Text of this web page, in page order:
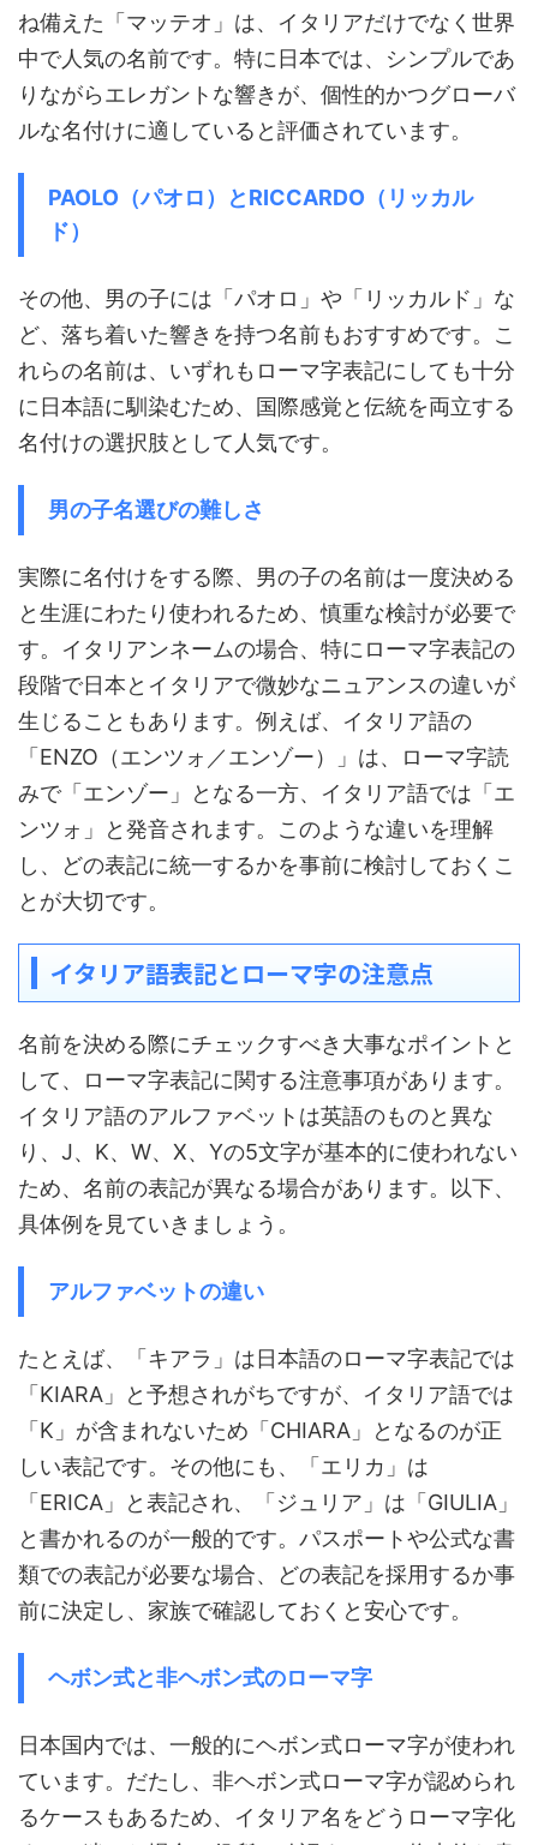
ね備えた「マッテオ」は、イタリアだけでなく世界
中で人気の名前です。特に日本では、シンプルであ
りながらエレガントな響きが、個性的かつグローバ
ルな名付けに適していると評価されています。
PAOLO（パオロ）とRICCARDO（リッカル
ド）
その他、男の子には「パオロ」や「リッカルド」な
ど、落ち着いた響きを持つ名前もおすすめです。こ
れらの名前は、いずれもローマ字表記にしても十分
に日本語に馴染むため、国際感覚と伝統を両立する
名付けの選択肢として人気です。
男の子名選びの難しさ
実際に名付けをする際、男の子の名前は一度決める
と生涯にわたり使われるため、慎重な検討が必要で
す。イタリアンネームの場合、特にローマ字表記の
段階で日本とイタリアで微妙なニュアンスの違いが
生じることもあります。例えば、イタリア語の
「ENZO（エンツォ／エンゾー）」は、ローマ字読
みで「エンゾー」となる一方、イタリア語では「エ
ンツォ」と発音されます。このような違いを理解
し、どの表記に統一するかを事前に検討しておくこ
とが大切です。
イタリア語表記とローマ字の注意点
名前を決める際にチェックすべき大事なポイントと
して、ローマ字表記に関する注意事項があります。
イタリア語のアルファベットは英語のものと異な
り、J、K、W、X、Yの5文字が基本的に使われない
ため、名前の表記が異なる場合があります。以下、
具体例を見ていきましょう。
アルファベットの違い
たとえば、「キアラ」は日本語のローマ字表記では
「KIARA」と予想されがちですが、イタリア語では
「K」が含まれないため「CHIARA」となるのが正
しい表記です。その他にも、「エリカ」は
「ERICA」と表記され、「ジュリア」は「GIULIA」
と書かれるのが一般的です。パスポートや公式な書
類での表記が必要な場合、どの表記を採用するか事
前に決定し、家族で確認しておくと安心です。
ヘボン式と非ヘボン式のローマ字
日本国内では、一般的にヘボン式ローマ字が使われ
ています。だたし、非ヘボン式ローマ字が認められ
るケースもあるため、イタリア名をどうローマ字化